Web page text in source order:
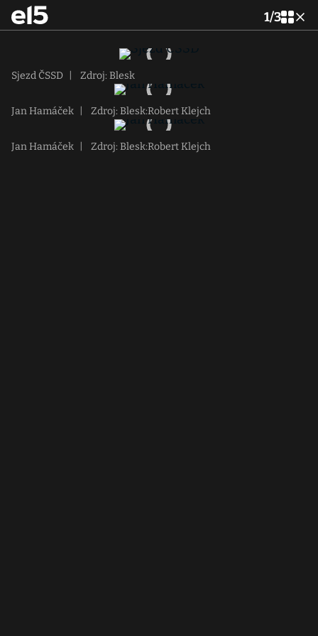
1/3
Sjezd ČSSD Zdroj: Blesk
Jan Hamáček Zdroj: Blesk:Robert Klejch
Jan Hamáček Zdroj: Blesk:Robert Klejch